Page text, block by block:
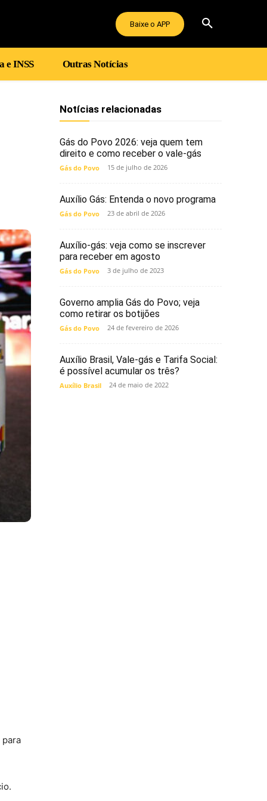
Baixe o APP
e INSS Outras Notícias
Notícias relacionadas
Gás do Povo 2026: veja quem tem
direito e como receber o vale-gás
Gás do Povo 15 de julho de 2026
Auxílio Gás: Entenda o novo programa
Gás do Povo 23 de abril de 2026
Auxílio-gás: veja como se inscrever
para receber em agosto
Gás do Povo 3 de julho de 2023
Governo amplia Gás do Povo; veja
como retirar os botijões
Gás do Povo 24 de fevereiro de 2026
Auxílio Brasil, Vale-gás e Tarifa Social:
é possível acumular os três?
Auxílio Brasil 24 de maio de 2022